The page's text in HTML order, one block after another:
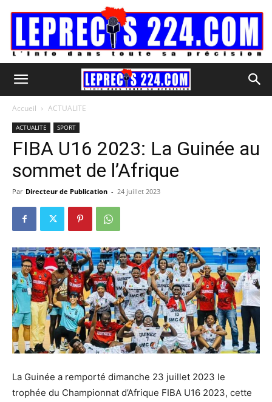
Accueil ACTUALITE
ACTUALITE SPORT
FIBA U16 2023: La Guinée au
sommet de l’Afrique
Par Directeur de Publication - 24 juillet 2023
La Guinée a remporté dimanche 23 juillet 2023 le
trophée du Championnat d’Afrique FIBA U16 2023, cette